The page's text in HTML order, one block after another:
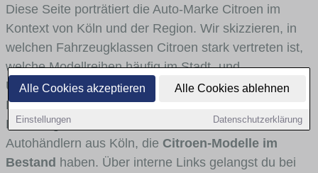
Alle Cookies akzeptieren Alle Cookies ablehnen
Einstellungen Datenschutzerklärung
Diese Seite porträtiert die Auto-Marke Citroen im
Kontext von Köln und der Region. Wir skizzieren, in
welchen Fahrzeugklassen Citroen stark vertreten ist,
welche Modellreihen häufig im Stadt- und
Umlandverkehr zu sehen sind und für welche
Fahrertypen die Marke interessant ist. Viele
Fahrzeuge stammen von Autohäusern und
Autohändlern aus Köln, die Citroen-Modelle im
Bestand haben. Über interne Links gelangst du bei